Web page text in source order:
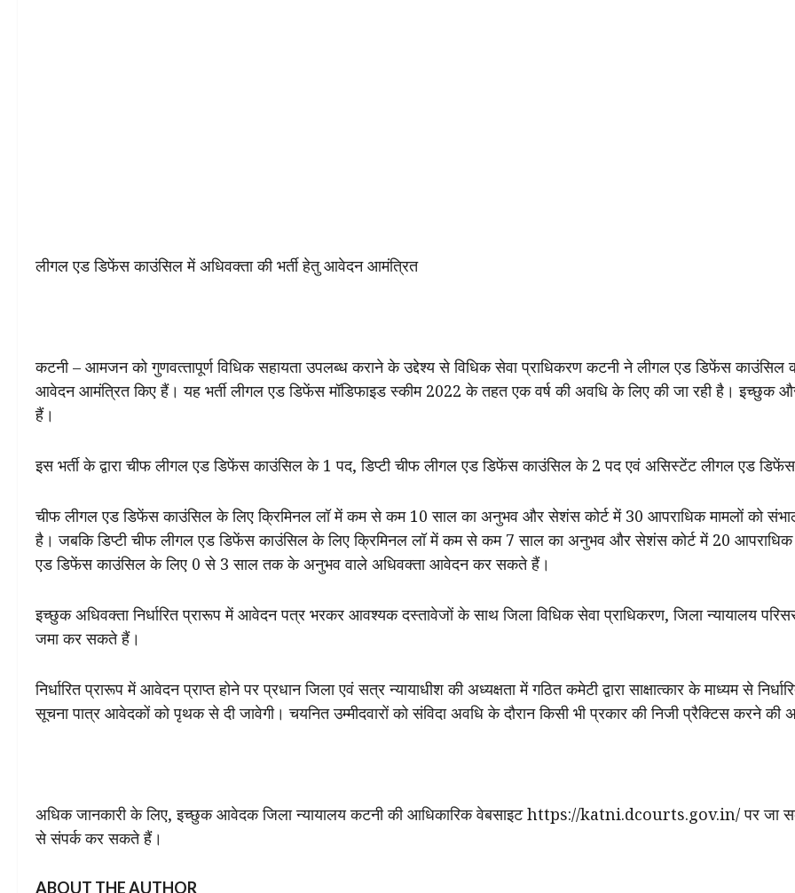
लीगल एड डिफेंस काउंसिल में अधिवक्‍ता की भर्ती हेतु आवेदन आमंत्रित
कटनी – आमजन को गुणवत्‍तापूर्ण विधिक सहायता उपलब्‍ध कराने के उद्देश्‍य से विधिक सेवा प्राधिकरण कटनी ने लीगल एड डिफेंस काउंसिल
आवेदन आमंत्रित किए हैं। यह भर्ती लीगल एड डिफेंस मॉडिफाइड स्कीम 2022 के तहत एक वर्ष की अवधि के लिए की जा रही है।
हैं।
इस भर्ती के द्वारा चीफ लीगल एड डिफेंस काउंसिल के 1 पद, डिप्टी चीफ लीगल एड डिफेंस काउंसिल के 2 पद एवं असिस्टेंट लीगल एड डिफेंस
चीफ लीगल एड डिफेंस काउंसिल के लिए क्रिमिनल लॉ में कम से कम 10 साल का अनुभव और सेशंस कोर्ट में 30 आपराधिक मामलों को
है। जबकि डिप्टी चीफ लीगल एड डिफेंस काउंसिल के लिए क्रिमिनल लॉ में कम से कम 7 साल का अनुभव और सेशंस कोर्ट में 20 आपराधिक
एड डिफेंस काउंसिल के लिए 0 से 3 साल तक के अनुभव वाले अधिवक्ता आवेदन कर सकते हैं।
इच्छुक अधिवक्ता निर्धारित प्रारूप में आवेदन पत्र भरकर आवश्यक दस्तावेजों के साथ जिला विधिक सेवा प्राधिकरण, जिला न्यायालय
जमा कर सकते हैं।
निर्धारित प्रारूप में आवेदन प्राप्त होने पर प्रधान जिला एवं सत्र न्यायाधीश की अध्यक्षता में गठित कमेटी द्वारा साक्षात्कार के माध्यम से
सूचना पात्र आवेदकों को पृथक से दी जावेगी। चयनित उम्मीदवारों को संविदा अवधि के दौरान किसी भी प्रकार की निजी प्रैक्टिस करने की
अधिक जानकारी के लिए, इच्छुक आवेदक जिला न्यायालय कटनी की आधिकारिक वेबसाइट https://katni.dcourts.gov.in/ पर जा
से संपर्क कर सकते हैं।
ABOUT THE AUTHOR